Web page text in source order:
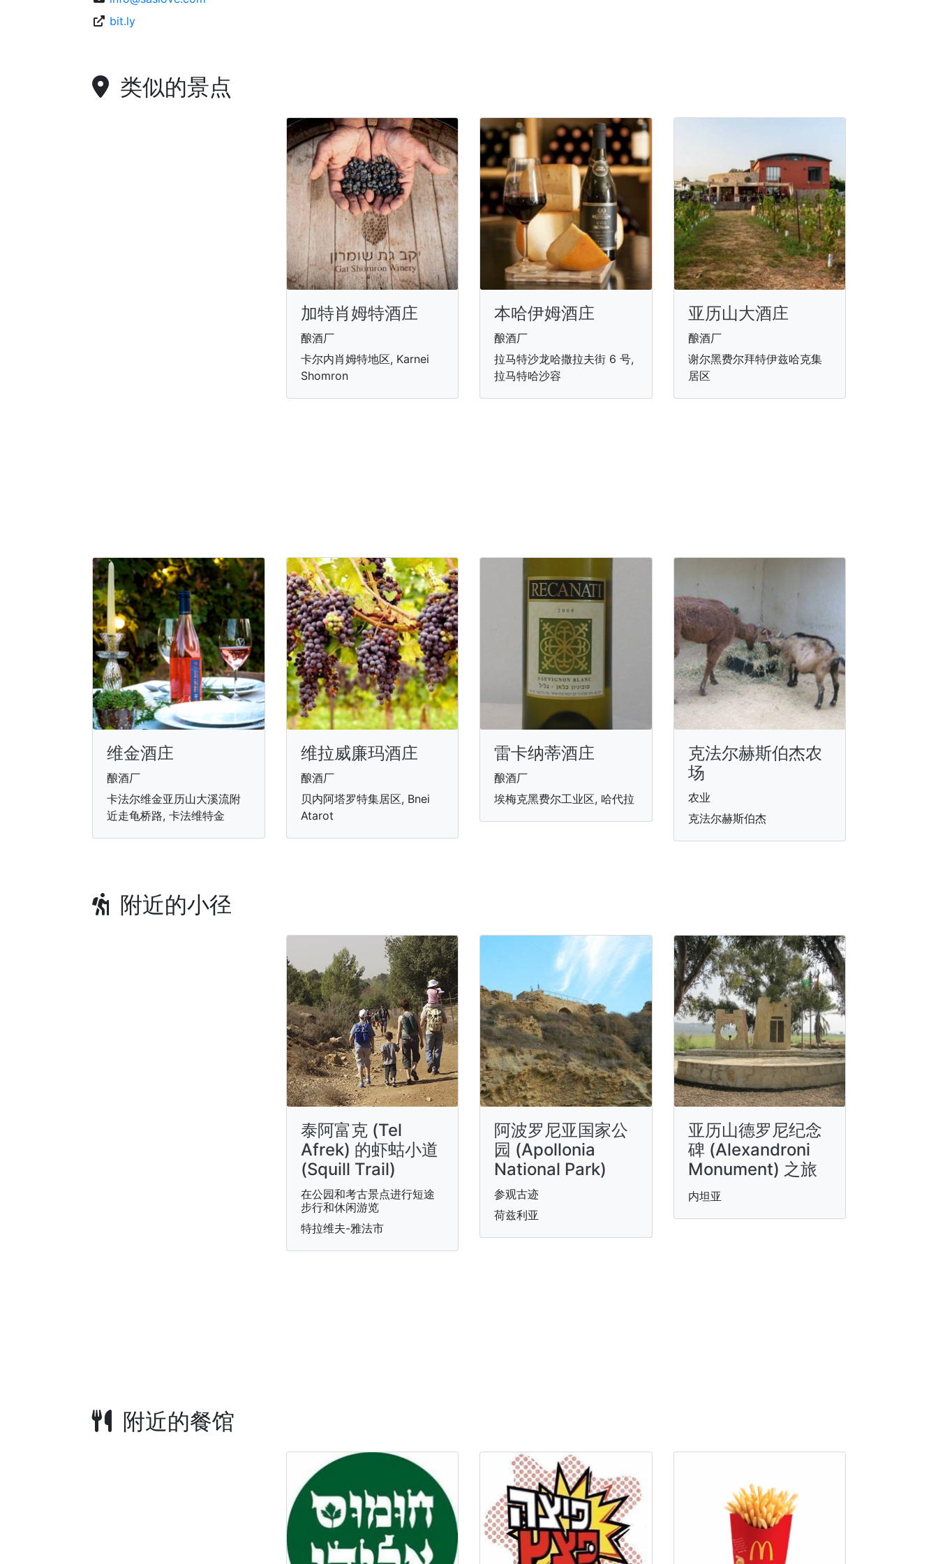
bit.ly
类似的景点
加特肖姆特酒庄
酿酒厂
卡尔内肖姆特地区, Karnei
Shomron
本哈伊姆酒庄
酿酒厂
拉马特沙龙哈撒拉夫街 6 号,
拉马特哈沙容
亚历山大酒庄
酿酒厂
谢尔黑费尔拜特伊兹哈克集
居区
维金酒庄
酿酒厂
卡法尔维金亚历山大溪流附
近走龟桥路, 卡法维特金
维拉威廉玛酒庄
酿酒厂
贝内阿塔罗特集居区, Bnei
Atarot
雷卡纳蒂酒庄
酿酒厂
埃梅克黑费尔工业区, 哈代拉
克法尔赫斯伯杰农
场
农业
克法尔赫斯伯杰
附近的小径
泰阿富克 (Tel
Afrek) 的虾蛄小道
(Squill Trail)
在公园和考古景点进行短途
步行和休闲游览
特拉维夫-雅法市
阿波罗尼亚国家公
园 (Apollonia
National Park)
参观古迹
荷兹利亚
亚历山德罗尼纪念
碑 (Alexandroni
Monument) 之旅
内坦亚
附近的餐馆